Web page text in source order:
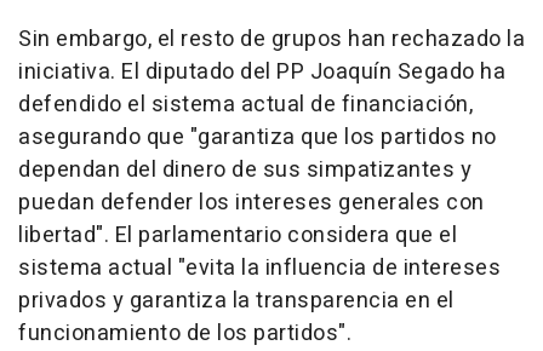
Sin embargo, el resto de grupos han rechazado la
iniciativa. El diputado del PP Joaquín Segado ha
defendido el sistema actual de financiación,
asegurando que "garantiza que los partidos no
dependan del dinero de sus simpatizantes y
puedan defender los intereses generales con
libertad". El parlamentario considera que el
sistema actual "evita la influencia de intereses
privados y garantiza la transparencia en el
funcionamiento de los partidos".